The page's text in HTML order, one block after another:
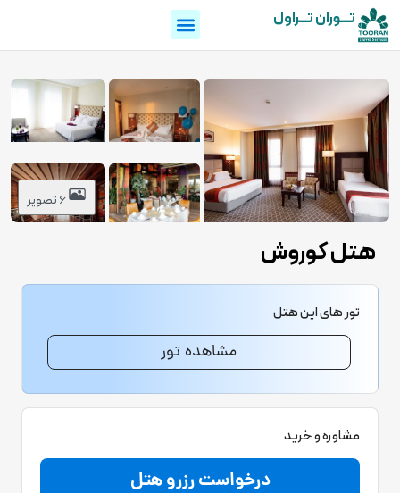
تـــوران تـــراول
6 تصویر
هتل کوروش
تور های این هتل
مشاهده تور
مشاوره و خرید
درخواست رزرو هتل